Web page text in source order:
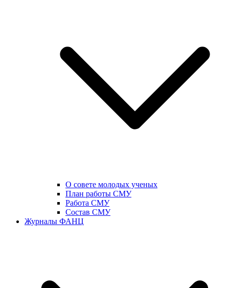
О совете молодых ученых
План работы СМУ
Работа СМУ
Состав СМУ
Журналы ФАНЦ